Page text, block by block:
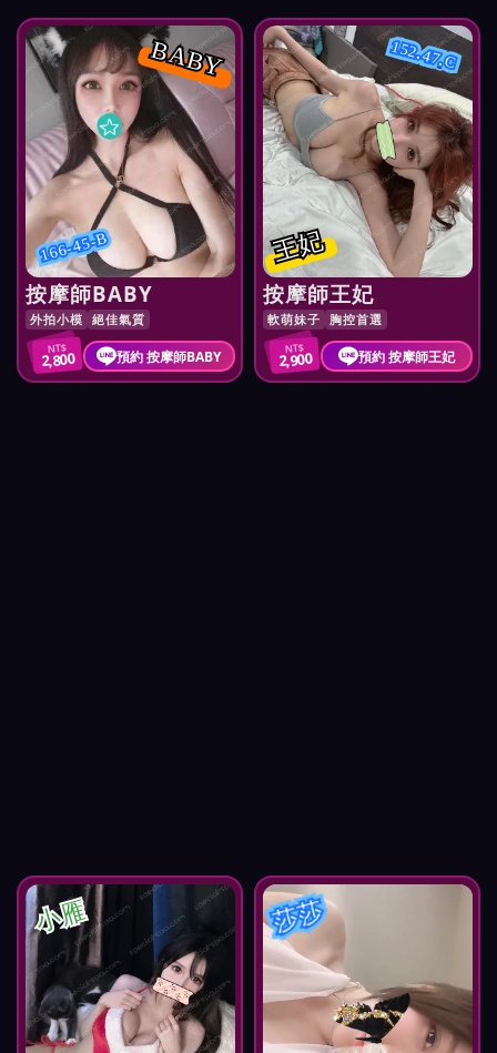
BABY
166-45-B
按摩師BABY
外拍小模 絕佳氣質
NT$
2,800 預約 按摩師BABY
王妃
152.47.C
按摩師王妃
軟萌妹子 胸控首選
NT$
2,900 預約 按摩師王妃
小雁 莎莎